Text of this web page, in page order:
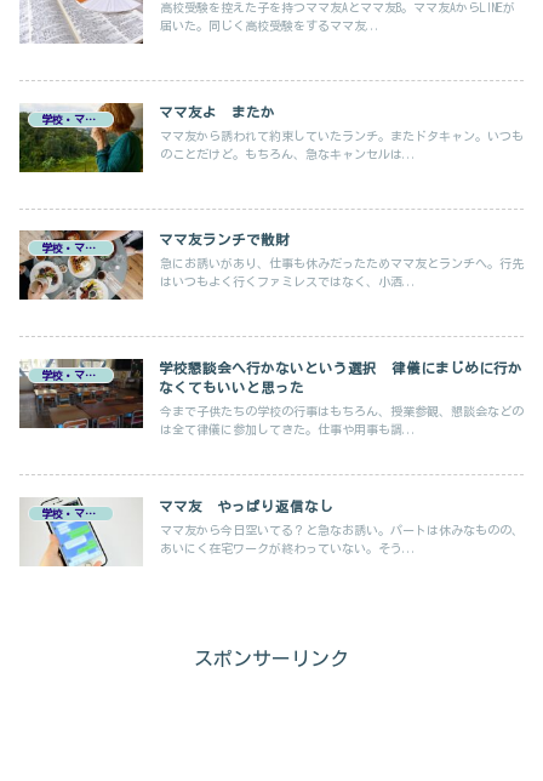
高校受験を控えた子を持つママ友Aとママ友B。ママ友AからLINEが
届いた。同じく高校受験をするママ友...
学校・ママ友
ママ友よ またか
ママ友から誘われて約束していたランチ。またドタキャン。いつも
のことだけど。もちろん、急なキャンセルは...
学校・ママ友
ママ友ランチで散財
急にお誘いがあり、仕事も休みだったためママ友とランチへ。行先
はいつもよく行くファミレスではなく、小洒...
学校・ママ友
学校懇談会へ行かないという選択 律儀にまじめに行か
なくてもいいと思った
今まで子供たちの学校の行事はもちろん、授業参観、懇談会などの
は全て律儀に参加してきた。仕事や用事も調...
学校・ママ友
ママ友 やっぱり返信なし
ママ友から今日空いてる？と急なお誘い。パートは休みなものの、
あいにく在宅ワークが終わっていない。そう...
スポンサーリンク